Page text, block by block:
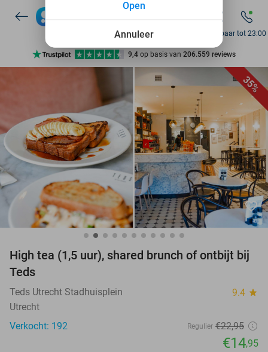
7 dagen per week beschikbaar
10+ miljoen leden
9,4 op basis van 206.559 reviews
Ontdek 15.000+ deals
7 dagen per week beschikbaar
10+ miljoen leden
Bereikbaar tot 23:00
35%
favorite_border
High tea (1,5 uur), shared brunch of ontbijt bij
Teds
Teds Utrecht Stadhuisplein 9.4 star
Utrecht
Verkocht: 192
Regulier €22,95
€14,95
Annuleer
Open